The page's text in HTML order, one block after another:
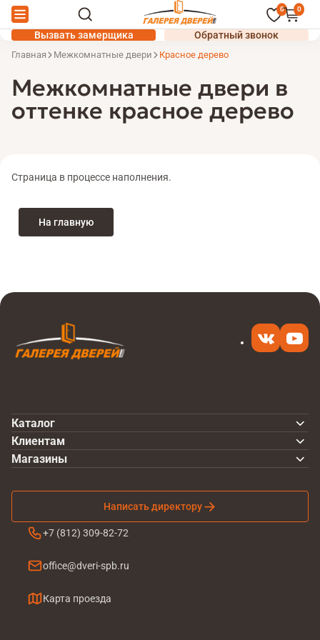
0 0
Вызвать замерщика Обратный звонок
Главная Межкомнатные двери Красное дерево
Межкомнатные двери в
оттенке красное дерево
Страница в процессе наполнения.
На главную
Каталог
Клиентам
Написать директору
+7 (812) 309-82-72
office@dveri-spb.ru
Карта проезда
Магазины